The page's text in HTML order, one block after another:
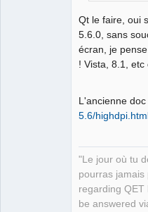
Qt le faire, oui
5.6.0, sans
écran, je
! Vista, 8.1,
L'ancienne doc
5.6/
"Le jour où tu
pourras
regarding QET
be answered